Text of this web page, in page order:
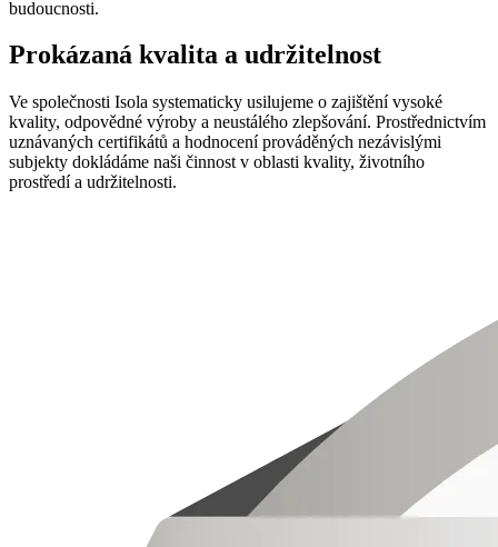
budoucnosti.
Prokázaná kvalita a udržitelnost
Ve společnosti Isola systematicky usilujeme o zajištění vysoké
kvality, odpovědné výroby a neustálého zlepšování. Prostřednictvím
uznávaných certifikátů a hodnocení prováděných nezávislými
subjekty dokládáme naši činnost v oblasti kvality, životního
prostředí a udržitelnosti.